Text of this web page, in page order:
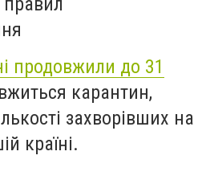
продовжили до 31
карантин,
захворівших на
країні.